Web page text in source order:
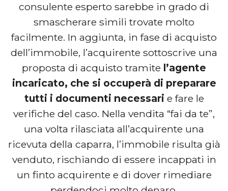
consulente esperto sarebbe in grado di
smascherare simili trovate molto
facilmente. In aggiunta, in fase di acquisto
dell’immobile, l’acquirente sottoscrive una
proposta di acquisto tramite l’agente
incaricato, che si occuperà di preparare
tutti i documenti necessari e fare le
verifiche del caso. Nella vendita “fai da te”,
una volta rilasciata all’acquirente una
ricevuta della caparra, l’immobile risulta già
venduto, rischiando di essere incappati in
un finto acquirente e di dover rimediare